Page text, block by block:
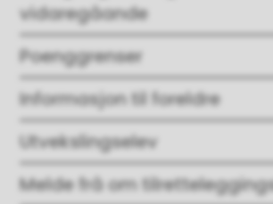
vidaregåande
Poenggrenser
Informasjon til foreldre
Utvekslingselev
Melde frå om